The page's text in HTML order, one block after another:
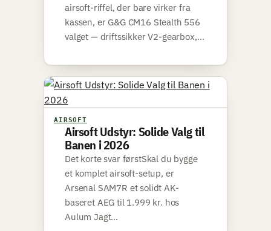
airsoft-riffel, der bare virker fra
kassen, er G&G CM16 Stealth 556
valget — driftssikker V2-gearbox,…
AIRSOFT
Airsoft Udstyr: Solide Valg til
Banen i 2026
Det korte svar førstSkal du bygge
et komplet airsoft-setup, er
Arsenal SAM7R et solidt AK-
baseret AEG til 1.999 kr. hos
Aulum Jagt…